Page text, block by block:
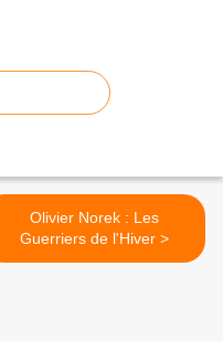
Olivier Norek : Les
Guerriers de l'Hiver >